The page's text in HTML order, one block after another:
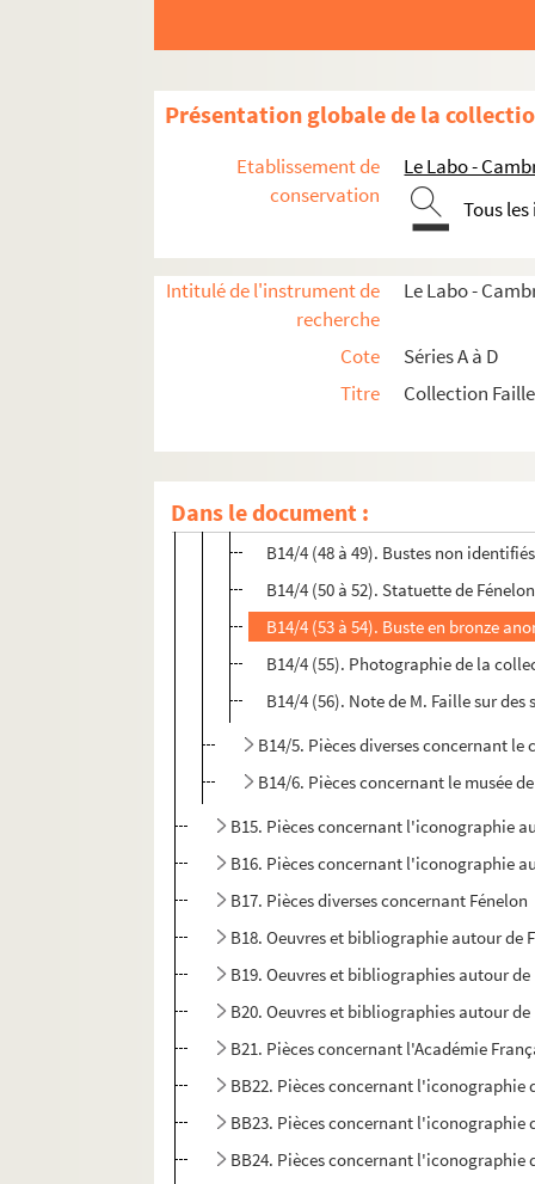
Présentation globale de la
Etablissement de
conservation
Le Labo -
Tous
Intitulé de l'instrument de
recherche
Le Labo -
Cote
Séries A à D
Titre
Collection Faille
Dans le document :
B14/4 (18 à 20). Pièces concernant
B14/4 ( 23 à 24). Pièce
B14/4 ( 25 à 29). Pièces
B14/4 (30 à 31). Médaillon en terre
B14/4 (32 à 33). Médaillon
B14/4 (34 à 38). Buste de Fénelon
B14/4 (39). Statuette de Fénelon
B14/4 (40). Notice historique et
B14/4 (42 à 43). Médaillon en terre
B14/4 (45 à 47). Médaillons de
B14/4 (48 à 49). Bustes non
B14/4 (50 à 52). Statuette de
B14/4 (53 à 54). Buste en bronze
B14/4 (55). Photographie de la
B14/4 (56). Note de M. Faille sur
B14/5. Pièces diverses concernant
B14/6. Pièces concernant le musée
B15. Pièces concernant l'iconographie
B16. Pièces concernant l'iconographie
B17. Pièces diverses concernant Fénelon
B18. Oeuvres et bibliographie autour de
B19. Oeuvres et bibliographies autour
B20. Oeuvres et bibliographies autour
B21. Pièces concernant l'Académie
BB22. Pièces concernant l'iconographie
BB23. Pièces concernant l'iconographie
BB24. Pièces concernant l'iconographie